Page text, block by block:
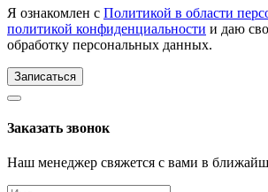
Я ознакомлен с Политикой в области
политикой конфиденциальности и даю
обработку персональных данных.
Записаться
Заказать звонок
Наш менеджер свяжется с вами в